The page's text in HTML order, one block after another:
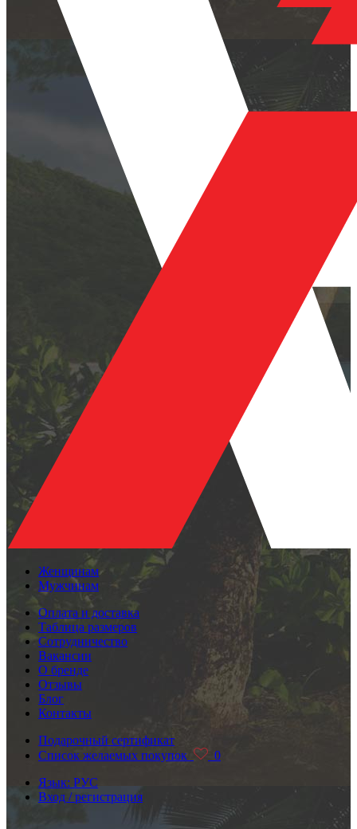
Женщинам
Мужчинам
Оплата и доставка
Таблица размеров
Сотрудничество
Вакансии
О бренде
Отзывы
Блог
Контакты
Подарочный сертификат
Список желаемых покупок
0
Язык: РУС
Вход / регистрация